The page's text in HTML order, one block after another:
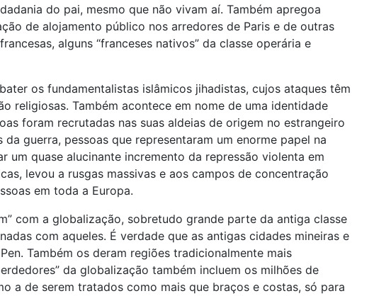
do pai, mesmo que não vivam aí. Também apregoa
de alojamento público nos arredores de Paris e de outras
alguns “franceses nativos” da classe operária e
os fundamentalistas islâmicos jihadistas, cujos ataques têm
religiosas. Também acontece em nome de uma identidade
foram recrutadas nas suas aldeias de origem no estrangeiro
guerra, pessoas que representaram um enorme papel na
quase alucinante incremento da repressão violenta em
levou a rusgas massivas e aos campos de concentração
em toda a Europa.
com a globalização, sobretudo grande parte da antiga classe
com aqueles. É verdade que as antigas cidades mineiras e
Também os deram regiões tradicionalmente mais
da globalização também incluem os milhões de
a de serem tratados como mais que braços e costas, só para